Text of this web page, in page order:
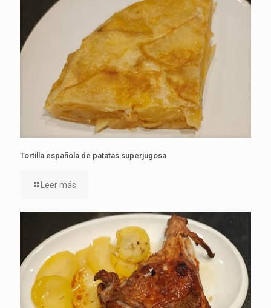
Tortilla española de patatas superjugosa
Leer más